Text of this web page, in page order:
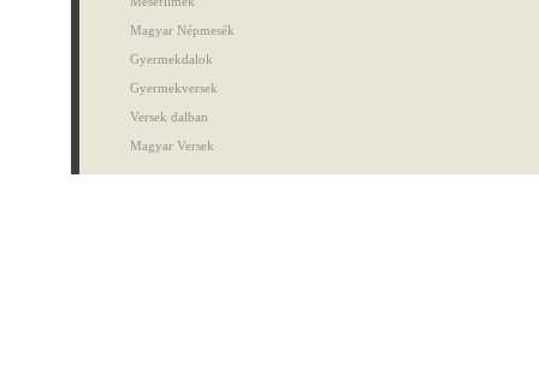
Magyar Népmesék
Gyermekdalok
Gyermekversek
Versek dalban
Magyar Versek